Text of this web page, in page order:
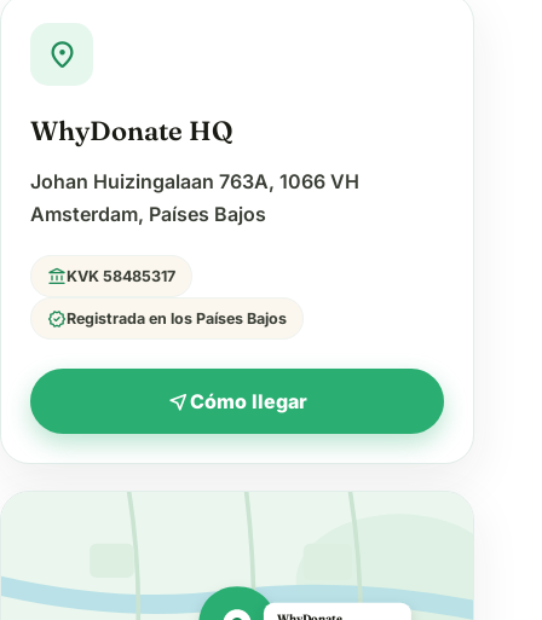
location_on
WhyDonate HQ
Johan Huizingalaan 763A, 1066 VH
Amsterdam, Países Bajos
account_balanceKVK 58485317
verifiedRegistrada en los Países Bajos
near_meCómo llegar